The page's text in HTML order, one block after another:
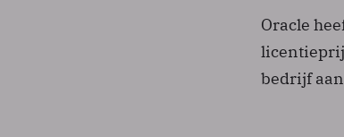
Oracle
bedrijf